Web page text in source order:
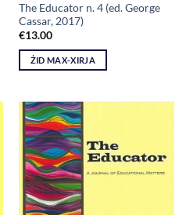
The Educator n. 4 (ed. George
Cassar, 2017)
€13.00
ŻID MAX-XIRJA